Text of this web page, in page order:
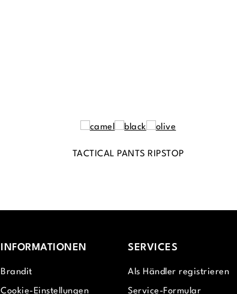
TACTICAL PANTS RIPSTOP
INFORMATIONEN
Brandit
Cookie-Einstellungen
SERVICES
Als Händler registrieren
Service-Formular